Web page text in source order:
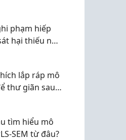
phạm hiếp
hại thiếu nữ
lắp ráp mô
thư giãn sau
tìm hiểu mô
SEM từ đâu?